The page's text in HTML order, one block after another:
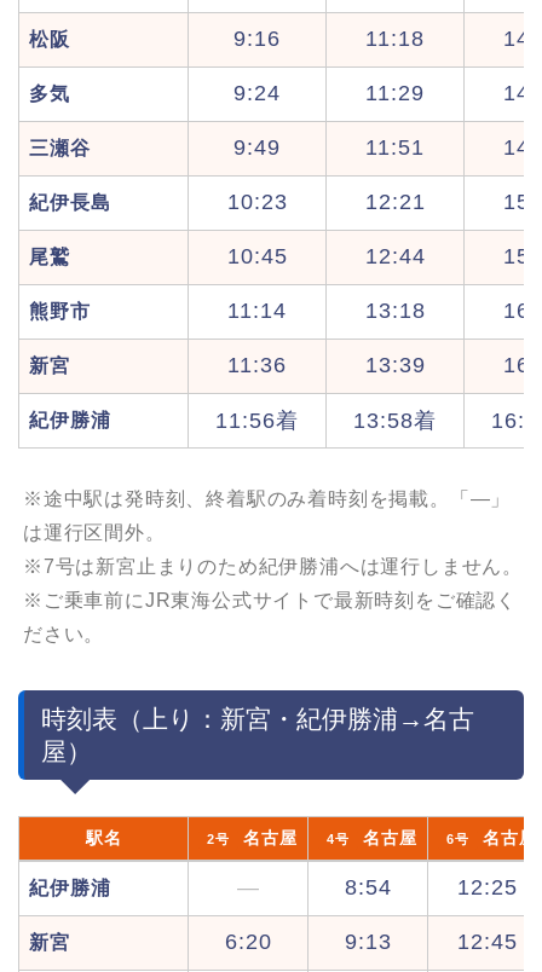
松阪 9:16 11:18
多気 9:24 11:29
三瀬谷 9:49 11:51
紀伊長島 10:23 12:21
尾鷲 10:45 12:44
熊野市 11:14 13:18
新宮 11:36 13:39
紀伊勝浦 11:56着 13:58着
※途中駅は発時刻、終着駅のみ着時刻を掲載。「—」
は運行区間外。
※7号は新宮止まりのため紀伊勝浦へは運行しません。
※ご乗車前にJR東海公式サイトで最新時刻をご確認く
ださい。
時刻表（上り：新宮・紀伊勝浦→名古
屋）
駅名 2号 名古屋 4号 名古屋 6号 名古屋
紀伊勝浦 — 8:54 12:25
新宮 6:20 9:13 12:45